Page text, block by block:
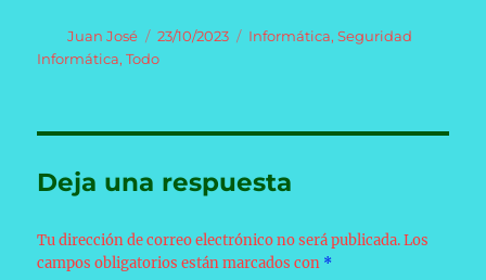
Autor
Juan José
Publicado
el
23/10/2023 Categorías
Informática,Seguridad
Informática,Todo
Deja una respuesta
Tu dirección de correo electrónico no será publicada. Los
campos obligatorios están marcados con *